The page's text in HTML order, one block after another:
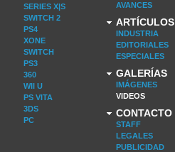
SERIES X|S
SWITCH 2
PS4
XONE
SWITCH
PS3
360
WII U
PS VITA
3DS
PC
AVANCES
ARTÍCULOS
INDUSTRIA
EDITORIALES
ESPECIALES
GALERÍAS
IMÁGENES
VIDEOS
CONTACTO
STAFF
LEGALES
PUBLICIDAD